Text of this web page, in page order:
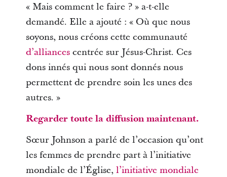
« Mais comment le faire ? » a-t-elle
demandé. Elle a ajouté : « Où que nous
soyons, nous créons cette communauté
d’alliancescentrée sur Jésus-Christ. Ces
dons innés qui nous sont donnés nous
permettent de prendre soin les unes des
autres. »
Regarder toute la diffusion maintenant.
Sœur Johnson a parlé de l’occasion qu’ont
les femmes de prendre part à l’initiative
mondiale de l’Église, l’initiative mondiale